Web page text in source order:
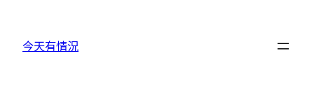
今天有情況